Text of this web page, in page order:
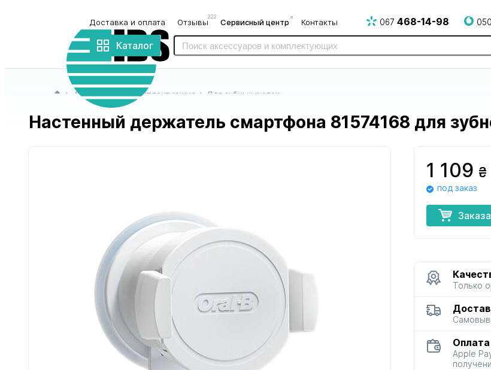
Интернет-
магазин
«IBS»
Каталог
для электрогрилей
и аэрогрилей
и кофеварок
комбайнов
для мультиварок
и скороварок
Доставка и оплата Отзывы
222
Сервисный центр Контакты 067 468-14-98 050
Главная страница
Аксессуары и комплектующие Для зубных щеток
Настенный держатель смартфона 81574168 для
1 109 ₴
под заказ
Только
Оплата
Apple